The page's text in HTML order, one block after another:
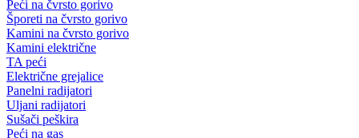
Peći na čvrsto gorivo
Šporeti na čvrsto gorivo
Kamini na čvrsto gorivo
Kamini električne
TA peći
Električne grejalice
Panelni radijatori
Uljani radijatori
Sušači peškira
Peći na gas